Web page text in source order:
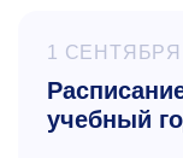
1 СЕНТЯБРЯ
учебный